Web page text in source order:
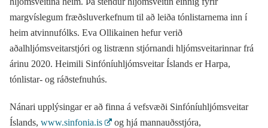
margvíslegum fræðsluverkefnum til að leiða tónlistarnema inn í
heim atvinnufólks. Eva Ollikainen hefur verið
aðalhljómsveitarstjóri og listrænn stjórnandi hljómsveitarinnar frá
árinu 2020. Heimili Sinfóníuhljómsveitar Íslands er Harpa,
tónlistar- og ráðstefnuhús.
Nánari upplýsingar er að finna á vefsvæði Sinfóníuhljómsveitar
Íslands, www.sinfonia.is
og hjá mannauðsstjóra,